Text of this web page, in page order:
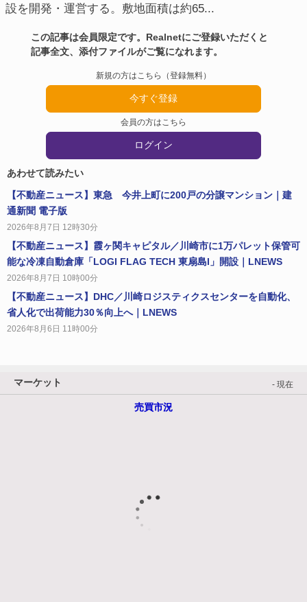
設を開発・運営する。敷地面積は約65...
この記事は会員限定です。Realnetにご登録いただくと
記事全文、添付ファイルがご覧になれます。
新規の方はこちら（登録無料）
今すぐ登録
会員の方はこちら
ログイン
あわせて読みたい
【不動産ニュース】東急 今井上町に200戸の分譲マンション｜建
通新聞 電子版
2026年8月7日 12時30分
【不動産ニュース】霞ヶ関キャピタル／川崎市に1万パレット保管可
能な冷凍自動倉庫「LOGI FLAG TECH 東扇島I」開設｜LNEWS
2026年8月7日 10時00分
【不動産ニュース】DHC／川崎ロジスティクスセンターを自動化、
省人化で出荷能力30％向上へ｜LNEWS
2026年8月6日 11時00分
マーケット - 現在
売買市況